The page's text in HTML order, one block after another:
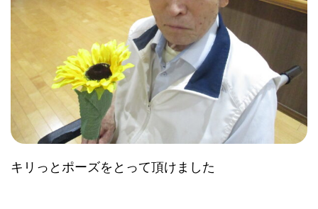
キリっとポーズをとって頂けました